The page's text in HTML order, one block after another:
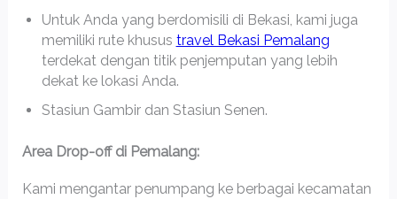
Untuk Anda yang berdomisili di Bekasi, kami juga
memiliki rute khusus travel Bekasi Pemalang
terdekat dengan titik penjemputan yang lebih
dekat ke lokasi Anda.
Stasiun Gambir dan Stasiun Senen.
Area Drop-off di Pemalang:
Kami mengantar penumpang ke berbagai kecamatan